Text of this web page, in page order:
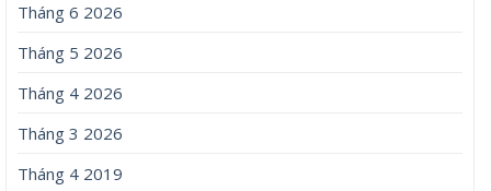
Tháng 6 2026
Tháng 5 2026
Tháng 4 2026
Tháng 3 2026
Tháng 4 2019